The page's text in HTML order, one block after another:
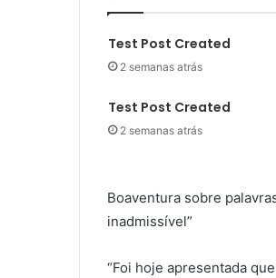
Test Post Created
2 semanas atrás
Test Post Created
2 semanas atrás
Boaventura sobre
inadmissível”
“Foi hoje apresentada